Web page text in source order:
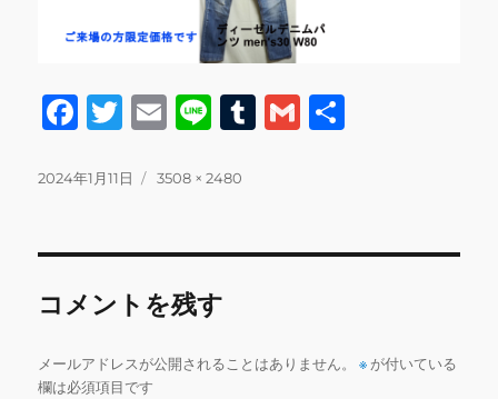
F
c
b
o
o
k
T
it
r
E
ai
Li
e
T
r
G
投
2024年1月11日
フ
3508 × 2480
コメントを残す
メールアドレスが公開されることはありません。 ※ が付いている
欄は必須項目です